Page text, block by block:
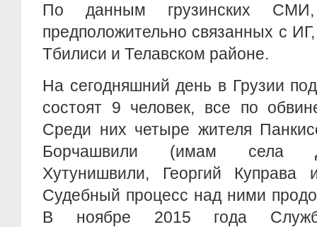
По данным грузинских
предположительно связанных с
Тбилиси и Телавском районе.
На сегодняшний день в Грузии
состоят 9 человек, все по
Среди них четыре жителя
Борчашвили (имам села
Хутунишвили, Георгий
Судебный процесс над ними
В ноябре 2015 года Служба